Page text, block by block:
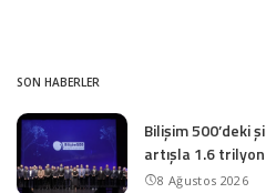
SON HABERLER
Bilişim 500’deki
artışla 1.6
8 Ağustos 2026